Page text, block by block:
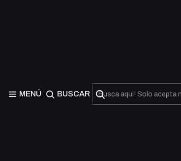
MENÚ BUSCAR